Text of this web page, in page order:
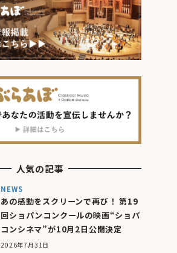
人気の記事
NEWS
あの感動をスクリーンで再び！ 第19
回ショパンコンクールの映画“ショパ
コンシネマ”が10月2日公開決定
2026年7月31日